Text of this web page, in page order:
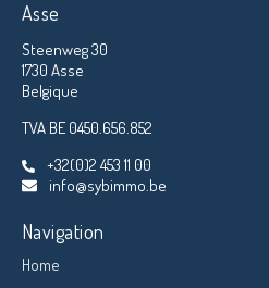
Asse
Steenweg 30
1730 Asse
Belgique
TVA BE 0450.656.852
+32(0)2 453 11 00
info@sybimmo.be
Navigation
Home